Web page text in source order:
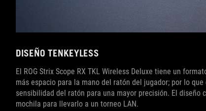
DISEÑO TENKEYLESS
El ROG Strix Scope RX TKL Wireless Deluxe tiene un
más espacio para la mano del ratón del jugador; por lo
sensibilidad del ratón para una mayor precisión. El
mochila para llevarlo a un torneo LAN.